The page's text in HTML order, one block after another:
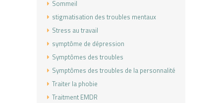
Sommeil
stigmatisation des troubles mentaux
Stress au travail
symptôme de dépression
Symptômes des troubles
Symptômes des troubles de la personnalité
Traiter la phobie
Traitment EMDR